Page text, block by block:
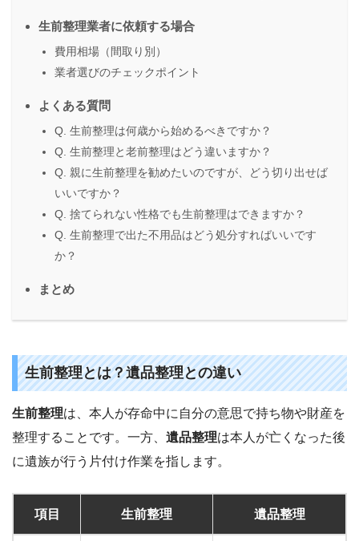
生前整理業者に依頼する場合
費用相場（間取り別）
業者選びのチェックポイント
よくある質問
Q. 生前整理は何歳から始めるべきですか？
Q. 生前整理と老前整理はどう違いますか？
Q. 親に生前整理を勧めたいのですが、どう切り出せば
いいですか？
Q. 捨てられない性格でも生前整理はできますか？
Q. 生前整理で出た不用品はどう処分すればいいです
か？
まとめ
生前整理とは？遺品整理との違い
生前整理は、本人が存命中に自分の意思で持ち物や財産を
整理することです。一方、 遺品整理は本人が亡くなった後
に遺族が行う片付け作業を指します。
項目 生前整理 遺品整理